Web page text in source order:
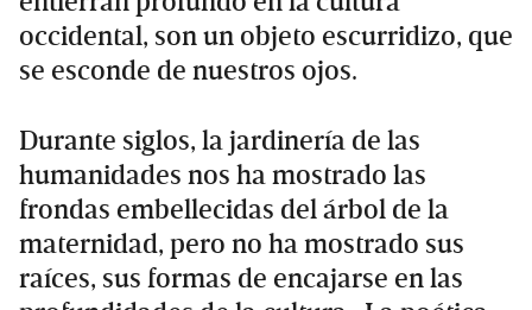
occidental, son un objeto escurridizo, que
se esconde de nuestros ojos.
Durante siglos, la jardinería de las
humanidades nos ha mostrado las
frondas embellecidas del árbol de la
maternidad, pero no ha mostrado sus
raíces, sus formas de encajarse en las